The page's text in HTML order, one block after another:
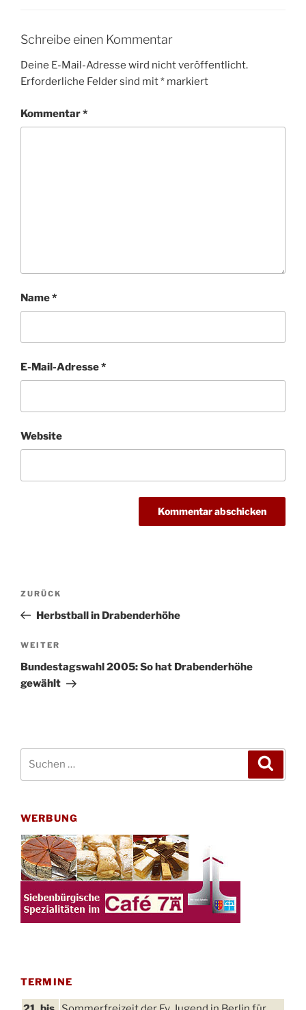
Schreibe einen Kommentar
Deine E-Mail-Adresse wird nicht veröffentlicht.
Erforderliche Felder sind mit* markiert
Kommentar*
Name*
E-Mail-Adresse*
Website
Beitragsnavigation
Vorheriger
Beitrag
ZURÜCK
Herbstball in Drabenderhöhe
Nächster
Beitrag
WEITER
Bundestagswahl 2005: So hat Drabenderhöhe
gewählt
WERBUNG
TERMINE